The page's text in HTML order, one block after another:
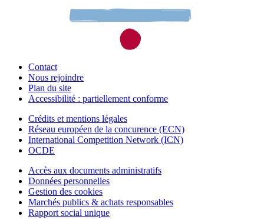
Contact
Nous rejoindre
Plan du site
Accessibilité : partiellement conforme
Crédits et mentions légales
Réseau européen de la concurence (ECN)
International Competition Network (ICN)
OCDE
Accès aux documents administratifs
Données personnelles
Gestion des cookies
Marchés publics & achats responsables
Rapport social unique